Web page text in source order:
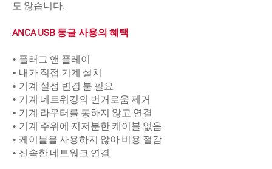
도 않습니다.
ANCA USB 동글 사용의 혜택
• 플러그 앤 플레이
• 내가 직접 기계 설치
• 기계 설정 변경 불 필요
• 기계 네트워킹의 번거로움 제거
• 기계 라우터를 통하지 않고 연결
• 기계 주위에 지저분한 케이블 없음
• 케이블을 사용하지 않아 비용 절감
• 신속한 네트워크 연결